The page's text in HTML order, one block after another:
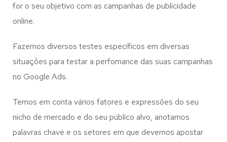
for o seu objetivo com as campanhas de publicidade
online.
Fazemos diversos testes específicos em diversas
situações para testar a perfomance das suas campanhas
no Google Ads.
Temos em conta vários fatores e expressões do seu
nicho de mercado e do seu público alvo, anotamos
palavras chave e os setores em que devemos apostar